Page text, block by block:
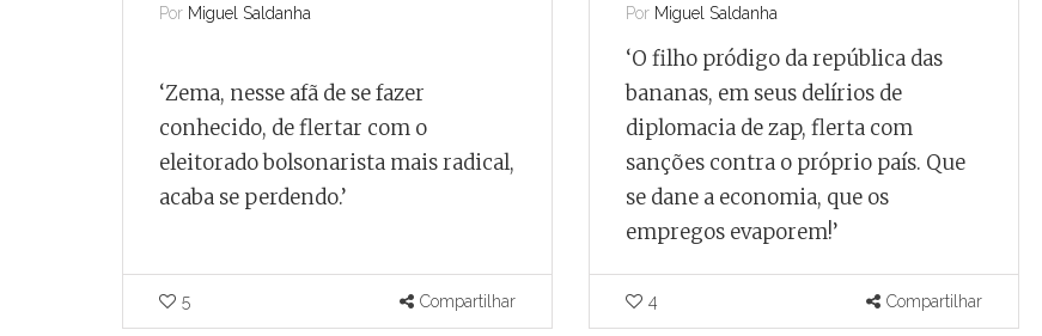
Por Miguel Saldanha
‘Zema, nesse afã de se fazer
conhecido, de flertar com o
eleitorado bolsonarista mais radical,
acaba se perdendo.’
5 Compartilhar
Por Miguel Saldanha
‘O filho pródigo da república das
bananas, em seus delírios de
diplomacia de zap, flerta com
sanções contra o próprio país. Que
se dane a economia, que os
empregos evaporem!’
4 Compartilhar